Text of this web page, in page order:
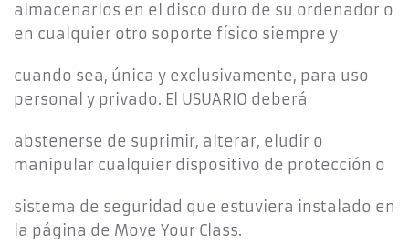
almacenarlos en el disco duro de su ordenador o
en cualquier otro soporte físico siempre y
cuando sea, única y exclusivamente, para uso
personal y privado. El USUARIO deberá
abstenerse de suprimir, alterar, eludir o
manipular cualquier dispositivo de protección o
sistema de seguridad que estuviera instalado en
la página de Move Your Class.